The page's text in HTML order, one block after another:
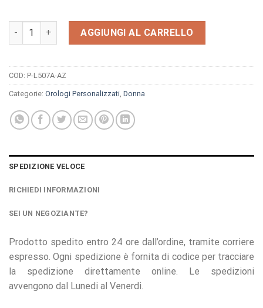
Orologio Velvet Cristal L507A-AZ quantità
AGGIUNGI AL CARRELLO
COD: P-L507A-AZ
Categorie: Orologi Personalizzati Donna
SPEDIZIONE VELOCE
RICHIEDI INFORMAZIONI
SEI UN NEGOZIANTE?
Prodotto spedito entro 24 ore dall’ordine, tramite corriere
espresso. Ogni spedizione è fornita di codice per tracciare
la spedizione direttamente online. Le spedizioni
avvengono dal Lunedi al Venerdi.